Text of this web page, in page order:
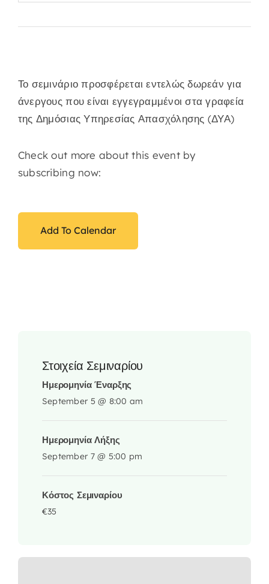
Το σεμινάριο προσφέρεται εντελώς δωρεάν για
άνεργους που είναι εγγεγραμμένοι στα γραφεία
της Δημόσιας Υπηρεσίας Απασχόλησης (ΔΥΑ)
Check out more about this event by
subscribing now:
Add To Calendar
Στοιχεία Σεμιναρίου
Ημερομηνία Έναρξης
September 5 @ 8:00 am
Ημερομηνία Λήξης
September 7 @ 5:00 pm
Κόστος Σεμιναρίου
€35